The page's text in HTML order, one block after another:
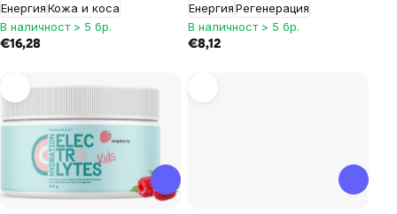
ЕнергияКожа и коса
В наличност > 5 бр.
€16,28
ЕнергияРегенерация
В наличност > 5 бр.
€8,12